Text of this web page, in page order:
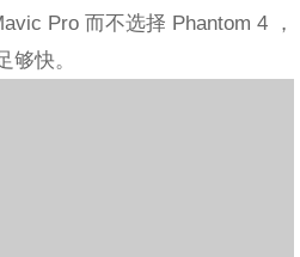
Pro 而不选择 Phantom 4 ，
够快。